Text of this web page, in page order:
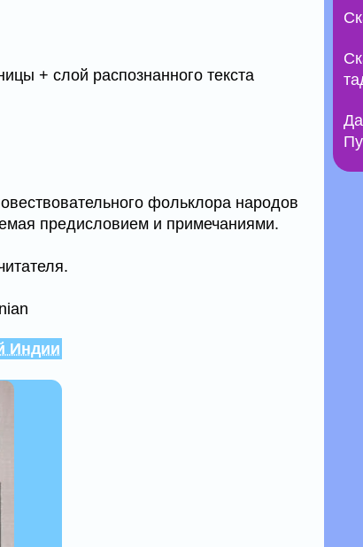
+ слой распознанного текста
фольклора народов
предисловием и примечаниями.
Индии